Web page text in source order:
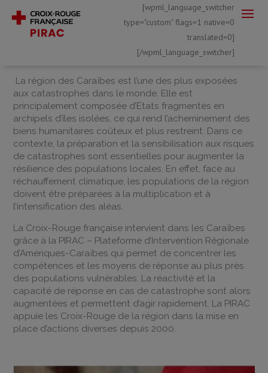
[wpml_language_switcher
type="custom" flags=1 native=0
translated=0]
[/wpml_language_switcher]
La région des Caraïbes est l’une des plus exposées
aux catastrophes dans le monde. Elle est
principalement composée d’Etats fragmentés en
archipels d’îles isolées, ce qui rend l’acheminement des
biens humanitaires coûteux et plus restreint. Dans ce
contexte, la préparation et la sensibilisation aux risques
de catastrophes sont essentielles pour augmenter la
résilience des populations locales. En effet, face au
réchauffement climatique, les populations de la région
doivent être préparées à la multiplication et à
l’intensification des aléas.
La Croix-Rouge française intervient dans les Caraïbes
grâce à la PIRAC – Plateforme d’Intervention Régionale
d’Amériques-Caraïbes qui permet de concentrer les
compétences et les moyens de réponse au plus près
des populations vulnérables. La réactivité et la
capacité de réponse en cas de catastrophe sont alors
augmentées et permettent d’agir rapidement. La PIRAC
appuie les Croix-Rouge de la région dans la mise en
place d’actions diverses depuis 2000.